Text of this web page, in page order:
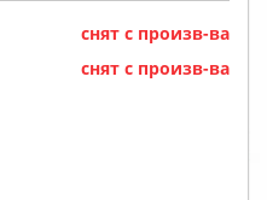
cнят с произв-ва
cнят с произв-ва